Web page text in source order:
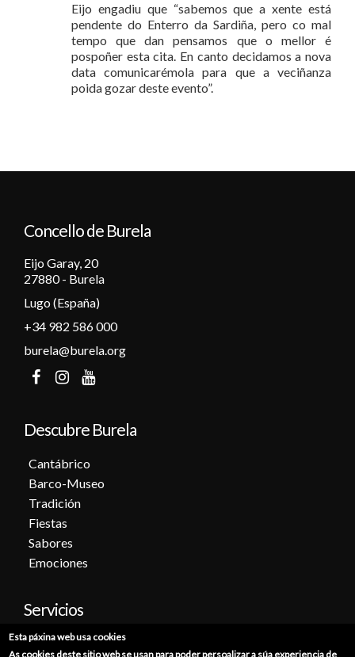
Eijo engadiu que “sabemos que a xente está
pendente do Enterro da Sardiña, pero co mal
tempo que dan pensamos que o mellor é
pospoñer esta cita. En canto decidamos a nova
data comunicarémola para que a veciñanza
poida gozar deste evento”.
Concello de Burela
Eijo Garay, 20
27880 - Burela
Lugo (España)
+34 982 586 000
burela@burela.org
Descubre Burela
Cantábrico
Barco-Museo
Tradición
Fiestas
Sabores
Emociones
Servicios
Cita previa
Esta páxina web usa cookies
As cookies deste sitio web se usan para poder persoalizar a súa experiencia de